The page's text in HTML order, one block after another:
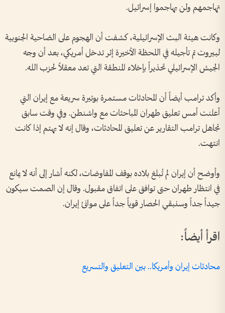
تهاجمهم ولن يهاجموا إسرائيل.
وكانت هيئة البث الإسرائيلية، كشفت أن الهجوم على الضاحية الجنوبية
لبيروت تم تأجيله في اللحظة الأخيرة إثر تدخل أمريكي، بعد أن وجه
الجيش الإسرائيلي تحذيراً بإخلاء المنطقة التي تعد معقلاً لحزب الله.
وأكد ترامب أيضاً أن المحادثات مستمرة بوتيرة سريعة مع إيران التي
أعلنت أمس تعليق طهران المباحثات مع واشنطن. وفي وقت سابق
تجاهل ترامب التقارير عن تعليق ⁠المحادثات، وقال إنه ‌لا يهتم إذا ⁠كانت
انتهت.
وأوضح أن إيران لم تُبلغ بلاده بوقف المفاوضات، لكنه أشار إلى أنه لا يمانع
في انتظار طهران حتى توافق على اتفاق مقبول. وقال إن الصمت سيكون
جيداً جداً وسنبقي الحصار قوياً جداً على موانئ إيران.
اقرأ أيضاً:
محادثات إيران وأمريكا.. بين التعليق والتسريع